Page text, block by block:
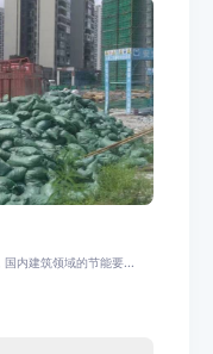
内建筑领域的节能要...